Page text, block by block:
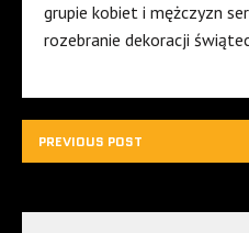
grupie kobiet i mężczyzn
rozebranie dekoracji
PREVIOUS POST